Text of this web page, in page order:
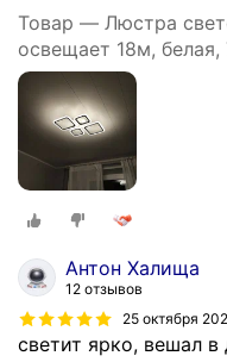
Товар — Люстра
освещает 18м,
Антон Халища
12 отзывов
25 октября
светит ярко, вешал